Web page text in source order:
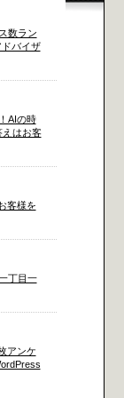
数ラン
バイザ
AIの時
えはお客
客様を
丁目一
アンケ